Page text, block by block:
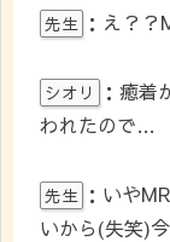
先生 ：え？
シオリ
：癒着
われたので…
先生 ：いや
いから(失笑)